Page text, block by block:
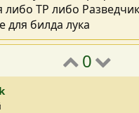
либо ТР либо
для билда лука
0